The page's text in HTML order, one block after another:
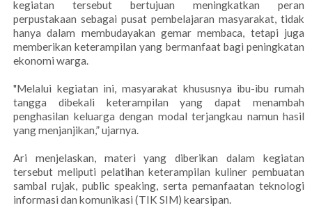
kegiatan tersebut bertujuan meningkatkan peran
perpustakaan sebagai pusat pembelajaran masyarakat, tidak
hanya dalam membudayakan gemar membaca, tetapi juga
memberikan keterampilan yang bermanfaat bagi peningkatan
ekonomi warga.
"Melalui kegiatan ini, masyarakat khususnya ibu-ibu rumah
tangga dibekali keterampilan yang dapat menambah
penghasilan keluarga dengan modal terjangkau namun hasil
yang menjanjikan,” ujarnya.
Ari menjelaskan, materi yang diberikan dalam kegiatan
tersebut meliputi pelatihan keterampilan kuliner pembuatan
sambal rujak, public speaking, serta pemanfaatan teknologi
informasi dan komunikasi (TIK SIM) kearsipan.